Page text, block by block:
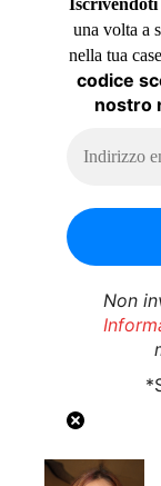
Iscrivendoti
una volta a
nella tua
codice
nostro
Non